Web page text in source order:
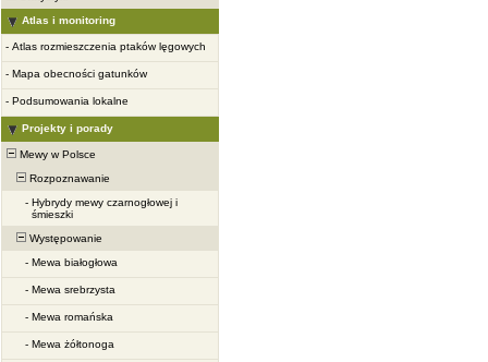
Atlas i monitoring
- Atlas rozmieszczenia ptaków lęgowych
- Mapa obecności gatunków
- Podsumowania lokalne
Projekty i porady
Mewy w Polsce
Rozpoznawanie
- Hybrydy mewy czarnogłowej i
śmieszki
Występowanie
- Mewa białogłowa
- Mewa srebrzysta
- Mewa romańska
- Mewa żółtonoga